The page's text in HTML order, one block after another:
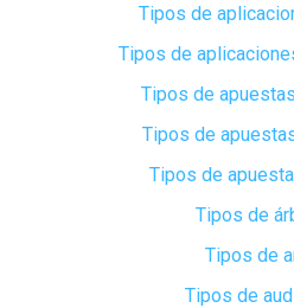
Tipos de
Tipos de
Tipos de
Tipos de
Tipos de
Tipos de
Tipos de
Tipos de